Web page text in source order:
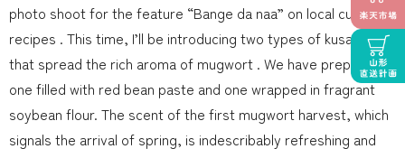
photo shoot for the feature “Bange da naa” on local cuisine
recipes . This time, I’ll be introducing two types of kusamochi
that spread the rich aroma of mugwort . We have prepared
one filled with red bean paste and one wrapped in fragrant
soybean flour. The scent of the first mugwort harvest, which
signals the arrival of spring, is indescribably refreshing and